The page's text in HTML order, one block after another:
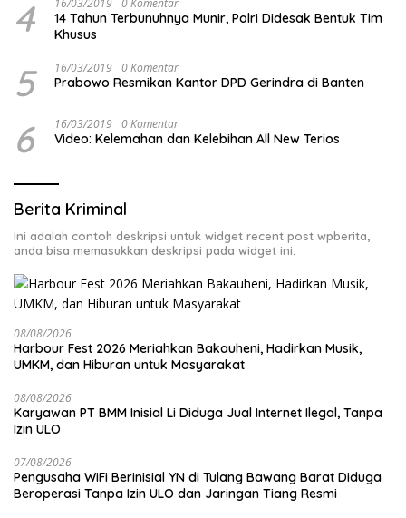
4 16/03/2019 0 Komentar
14 Tahun Terbunuhnya Munir, Polri Didesak Bentuk Tim
Khusus
5 16/03/2019 0 Komentar
Prabowo Resmikan Kantor DPD Gerindra di Banten
6 16/03/2019 0 Komentar
Video: Kelemahan dan Kelebihan All New Terios
Berita Kriminal
Ini adalah contoh deskripsi untuk widget recent post wpberita,
anda bisa memasukkan deskripsi pada widget ini.
08/08/2026
Harbour Fest 2026 Meriahkan Bakauheni, Hadirkan Musik,
UMKM, dan Hiburan untuk Masyarakat
08/08/2026
Karyawan PT BMM Inisial Li Diduga Jual Internet Ilegal, Tanpa
Izin ULO
07/08/2026
Pengusaha WiFi Berinisial YN di Tulang Bawang Barat Diduga
Beroperasi Tanpa Izin ULO dan Jaringan Tiang Resmi